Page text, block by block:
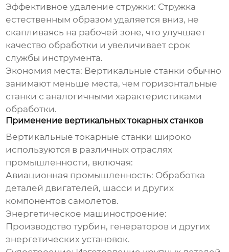
Эффективное удаление стружки: Стружка
естественным образом удаляется вниз, не
скапливаясь на рабочей зоне, что улучшает
качество обработки и увеличивает срок
службы инструмента.
Экономия места: Вертикальные станки обычно
занимают меньше места, чем горизонтальные
станки с аналогичными характеристиками
обработки.
Применение вертикальных токарных станков
Вертикальные токарные станки широко
используются в различных отраслях
промышленности, включая:
Авиационная промышленность: Обработка
деталей двигателей, шасси и других
компонентов самолетов.
Энергетическое машиностроение:
Производство турбин, генераторов и других
энергетических установок.